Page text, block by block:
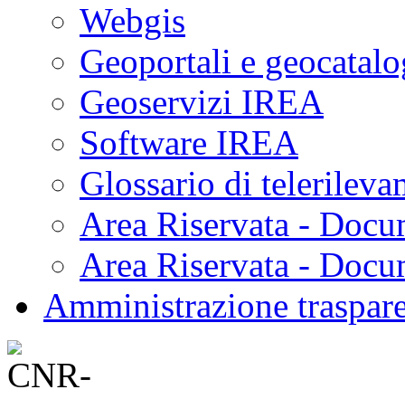
Webgis
Geoportali e
Geoservizi IREA
Software IREA
Glossario di
Area Riservata -
Area Riservata -
Amministrazione